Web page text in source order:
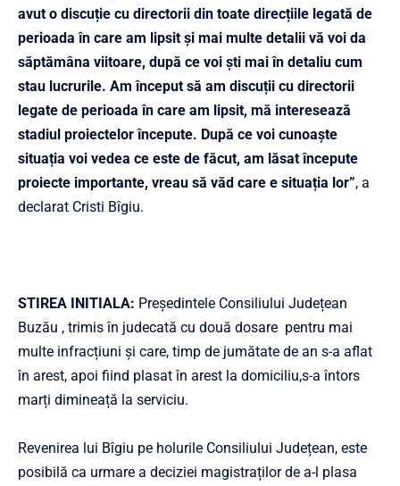
avut o discuție cu directorii din toate direcțiile legată de
perioada în care am lipsit și mai multe detalii vă voi da
săptămâna viitoare, după ce voi ști mai în detaliu cum
stau lucrurile. Am început să am discuții cu directorii
legate de perioada în care am lipsit, mă interesează
stadiul proiectelor începute. După ce voi cunoaște
situația voi vedea ce este de făcut, am lăsat începute
proiecte importante, vreau să văd care e situația lor”, a
declarat Cristi Bîgiu.
STIREA INITIALA: Președintele Consiliului Județean
Buzău , trimis în judecată cu două dosare pentru mai
multe infracțiuni și care, timp de jumătate de an s-a aflat
în arest, apoi fiind plasat în arest la domiciliu,s-a întors
marți dimineață la serviciu.
Revenirea lui Bîgiu pe holurile Consiliului Județean, este
posibilă ca urmare a deciziei magistraților de a-l plasa